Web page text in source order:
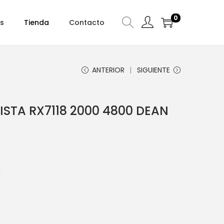
Tienda Contacto 0
ANTERIOR SIGUIENTE
RX7118 2000 4800 DEAN